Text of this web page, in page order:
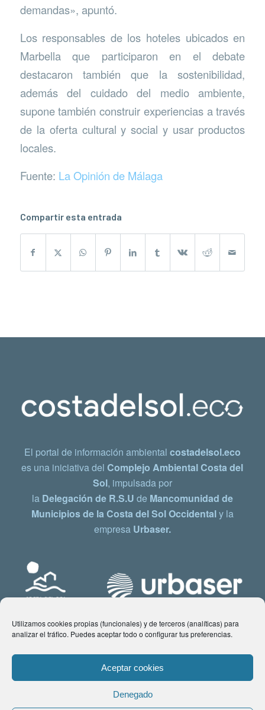
Utilizamos cookies propias (funcionales) y de terceros (analíticas) para
analizar el tráfico. Puedes aceptar todo o configurar tus preferencias.
Aceptar cookies
Denegado
demandas», apuntó.
Los responsables de los hoteles ubicados en
Marbella que participaron en el debate
destacaron también que la sostenibilidad,
además del cuidado del medio ambiente,
supone también construir experiencias a través
de la oferta cultural y social y usar productos
locales.
Fuente: La Opinión de Málaga
Compartir esta entrada
El portal de información ambiental costadelsol.eco
es una iniciativa delComplejo Ambiental Costa del
Sol, impulsada por
la Delegación de R.S.U de Mancomunidad de
Municipios de la Costa del Sol Occidentaly la
empresa Urbaser.